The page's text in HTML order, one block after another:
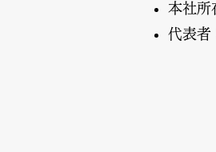
本社所
代表者